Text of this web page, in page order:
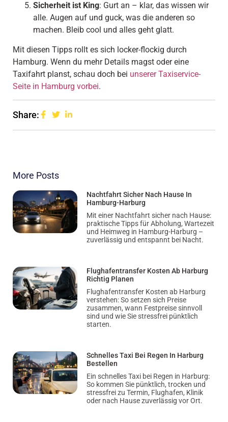
Sicherheit ist King: Gurt an – klar, das wissen wir
alle. Augen auf und guck, was die anderen so
machen. Bleib cool und alles geht glatt.
Mit diesen Tipps rollt es sich locker-flockig durch
Hamburg. Wenn du mehr Details magst oder eine
Taxifahrt planst, schau doch bei unserer Taxiservice-
Seite in Hamburg vorbei.
Share:
More Posts
Nachtfahrt Sicher Nach Hause In
Hamburg-Harburg
Mit einer Nachtfahrt sicher nach Hause:
praktische Tipps für Abholung, Wartezeit
und Heimweg in Hamburg-Harburg –
zuverlässig und entspannt bei Nacht.
Flughafentransfer Kosten Ab Harburg
Richtig Planen
Flughafentransfer Kosten ab Harburg
verstehen: So setzen sich Preise
zusammen, wann Festpreise sinnvoll
sind und wie Sie stressfrei pünktlich
starten.
Schnelles Taxi Bei Regen In Harburg
Bestellen
Ein schnelles Taxi bei Regen in Harburg:
So kommen Sie pünktlich, trocken und
stressfrei zu Termin, Flughafen, Klinik
oder nach Hause zuverlässig vor Ort.